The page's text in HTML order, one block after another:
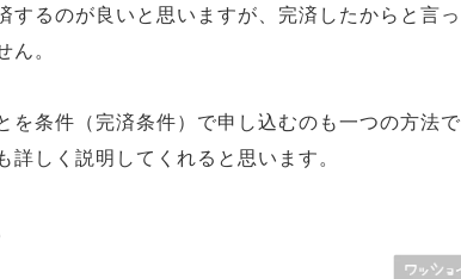
するのが良いと思いますが、完済したからと言っ
。
を条件（完済条件）で申し込むのも一つの方法で
しく説明してくれると思います。